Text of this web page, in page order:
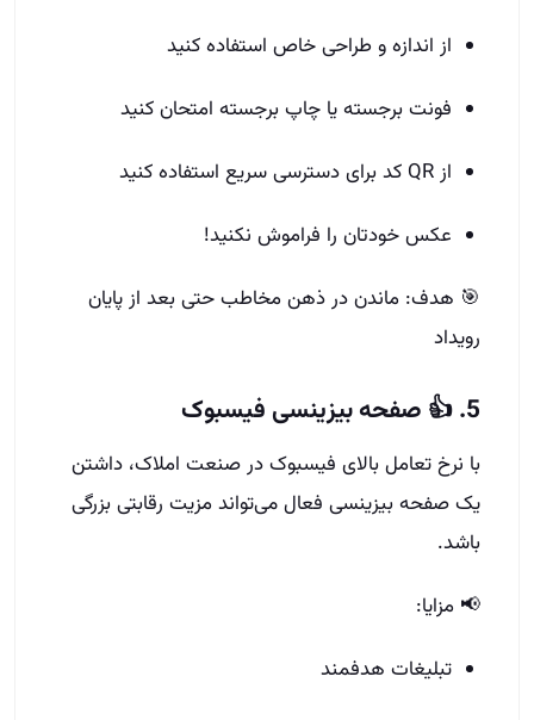
از اندازه و طراحی خاص استفاده کنید
فونت برجسته یا چاپ برجسته امتحان کنید
از QR کد برای دسترسی سریع استفاده کنید
عکس خودتان را فراموش نکنید!
🎯 هدف: ماندن در ذهن مخاطب حتی بعد از پایان
رویداد
5. 👍 صفحه بیزینسی فیسبوک
با نرخ تعامل بالای فیسبوک در صنعت املاک، داشتن
یک صفحه بیزینسی فعال می‌تواند مزیت رقابتی بزرگی
باشد.
📢 مزایا:
تبلیغات هدفمند